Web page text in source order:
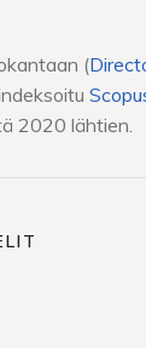
(
2020 lähtien.